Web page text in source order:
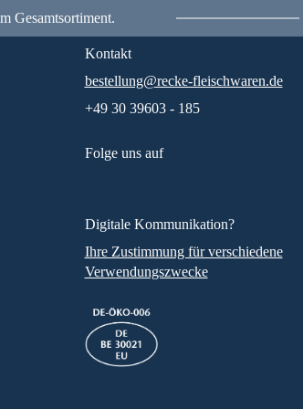
Gesamtsortiment.
Kontakt
bestellung@recke-fleischwaren.de
+49 30 39603 - 185
Folge uns auf
Digitale Kommunikation?
Ihre Zustimmung für verschiedene
Verwendungszwecke